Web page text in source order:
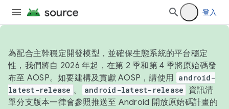
登入
為配合主幹穩定開發模型，並確保生態系統的平台穩定
性，我們將自 2026 年起，在第 2 季和第 4 季將原始碼發
布至 AOSP。如要建構及貢獻 AOSP，請使用 android-
latest-release 。 android-latest-release
資訊清
單分支版本一律會參照推送至 Android 開放原始碼計畫的